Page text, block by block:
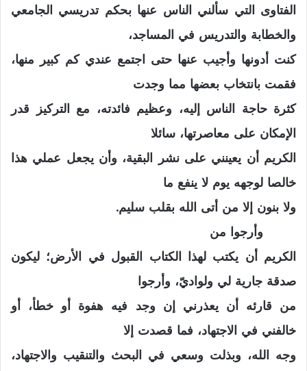
الفتاوى التي سألني الناس عنها بحكم تدريسي الجامعي
والخطابة والتدريس في المساجد،
كنت أدونها وأجيب عنها حتى اجتمع عندي كم كبير منها،
فقمت بانتخاب بعضها مما وجدت
كثرة حاجة الناس إليه، وعظيم فائدته، مع التركيز قدر
الإمكان على معاصرتها، سائلا
الكريم أن يعينني على نشر البقية، وأن يجعل عملي هذا
خالصا لوجهه يوم لا ينفع ما
ولا بنون إلا من أتى الله بقلب سليم.
وأرجوا من
الكريم أن يكتب لهذا الكتاب القبول في الأرض؛ ليكون
صدقة جارية لي ولواديّ، وأرجوا
من قارئه أن يعذرني إن وجد فيه هفوة أو خطأ، أو
خالفني في الاجتهاد، فما قصدت إلا
وجه الله، وبذلت وسعي في البحث والتنقيب والاجتهاد،